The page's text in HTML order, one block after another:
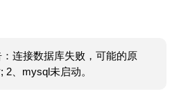
连接数据库失败，可能的原
2、mysql未启动。